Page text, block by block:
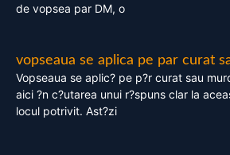
de vopsea par DM, o
vopseaua se aplica pe par curat
Vopseaua se aplic? pe p?r curat sau
aici ?n c?utarea unui r?spuns clar la
locul potrivit. Ast?zi